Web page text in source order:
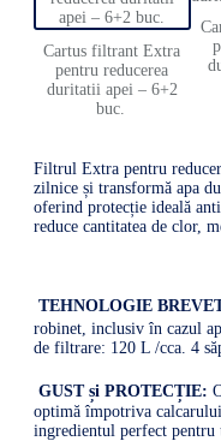
Filtrul Extra pentru
zilnice și transformă apa
oferind protecție ideală
reduce cantitatea de clor,
TEHNOLOGIE
robinet, inclusiv în cazul
de filtrare: 120 L /cca. 4
GUST și PROTECȚIE:
optimă împotriva
ingredientul perfect pentru
Cartus filtrant Extra
pentru reducerea
duritatii apei – 6+2
buc.